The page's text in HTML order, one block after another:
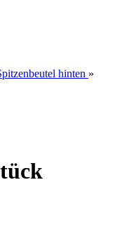
hinten »